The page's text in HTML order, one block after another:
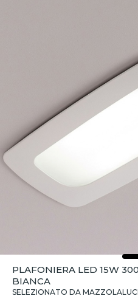
PLAFONIERA LED 15W
BIANCA
SELEZIONATO DA